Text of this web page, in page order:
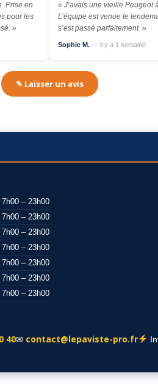
Prise en
pour les
»
« J’avais une vieille Peugeot
L’équipe est venue le
s’est passé parfaitement. »
Sophie M. — il y a 1 semaine
✎ Laisser un avis
7h00 – 23h00
7h00 – 23h00
7h00 – 23h00
7h00 – 23h00
7h00 – 23h00
7h00 – 23h00
7h00 – 23h00
40✉ contact@lepaviste-pro.fr